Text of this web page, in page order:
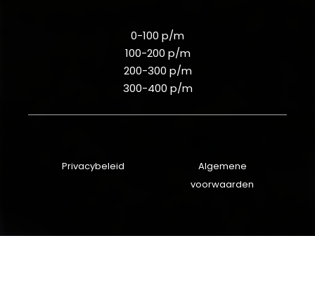
0-100 p/m
100-200 p/m
200-300 p/m
300-400 p/m
Privacybeleid
Algemene
voorwaarden